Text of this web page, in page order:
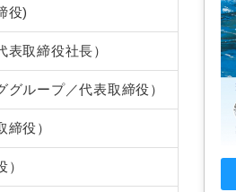
役)
取締役社長）
ループ／代表取締役）
役）